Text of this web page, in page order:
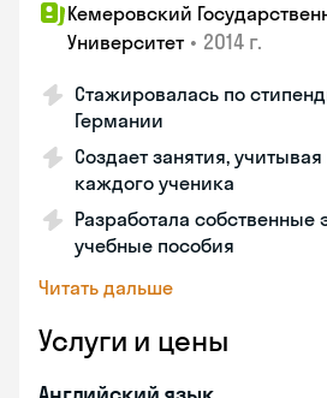
Кемеровский
Университет • 2014 г.
Стажировалась по
Германии
Создает занятия,
каждого ученика
Разработала собственные
учебные пособия
Читать дальше
Услуги и цены